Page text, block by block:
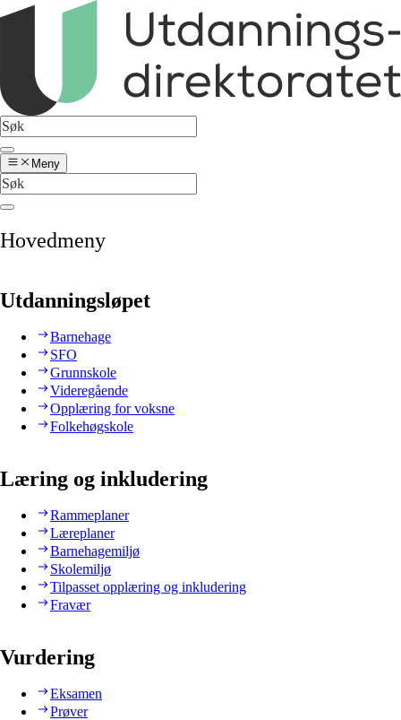
Meny
Hovedmeny
Utdanningsløpet
Barnehage
SFO
Grunnskole
Videregående
Opplæring for voksne
Folkehøgskole
Læring og inkludering
Rammeplaner
Læreplaner
Barnehagemiljø
Skolemiljø
Tilpasset opplæring og inkludering
Fravær
Vurdering
Eksamen
Prøver